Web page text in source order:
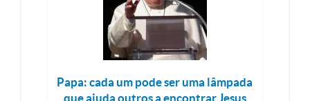
Papa: cada um pode ser uma lâmpada
que ajuda outros a encontrar Jesus